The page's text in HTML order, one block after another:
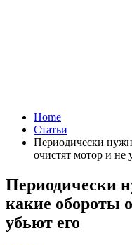
Home
Статьи
Периодически
очистят мотор и не
Периодически
какие обороты
убьют его